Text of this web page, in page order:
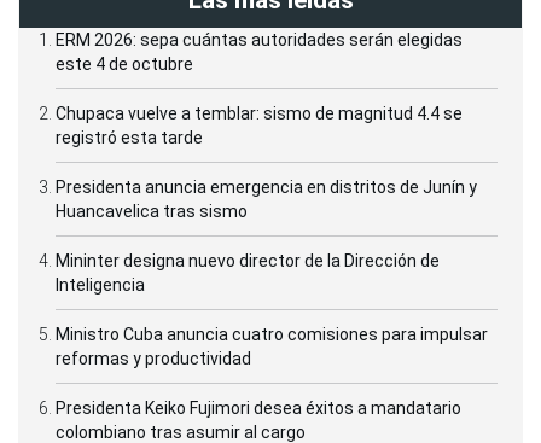
ERM 2026: sepa cuántas autoridades serán elegidas
este 4 de octubre
Chupaca vuelve a temblar: sismo de magnitud 4.4 se
registró esta tarde
Presidenta anuncia emergencia en distritos de Junín y
Huancavelica tras sismo
Mininter designa nuevo director de la Dirección de
Inteligencia
Ministro Cuba anuncia cuatro comisiones para impulsar
reformas y productividad
Presidenta Keiko Fujimori desea éxitos a mandatario
colombiano tras asumir al cargo